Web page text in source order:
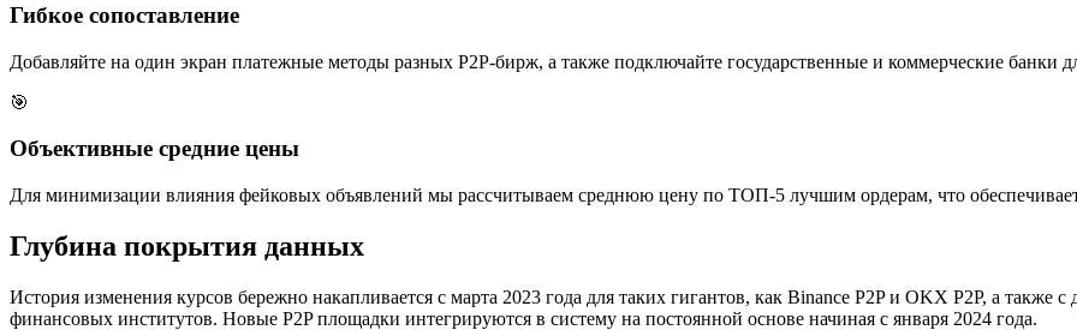
Гибкое сопоставление
Добавляйте на один экран платежные методы разных P2P-бирж, а также подключайте государственные и коммерческие банки
🎯
Объективные средние цены
Для минимизации влияния фейковых объявлений мы рассчитываем среднюю цену по ТОП-5 лучшим ордерам, что
Глубина покрытия данных
История изменения курсов бережно накапливается с марта 2023 года для таких гигантов, как Binance P2P и OKX P2P, а также
финансовых институтов. Новые P2P площадки интегрируются в систему на постоянной основе начиная с января 2024 года.